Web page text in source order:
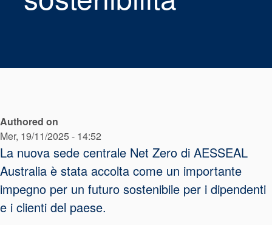
Sistema di
guarnizioni
Authored on
Mer, 19/11/2025 - 14:52
La nuova sede centrale Net Zero di AESSEAL
Australia è stata accolta come un importante
impegno per un futuro sostenibile per i dipendenti
e i clienti del paese.